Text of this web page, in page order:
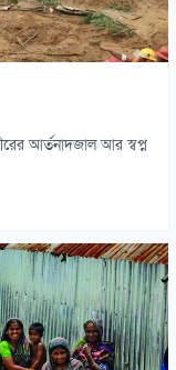
আর্তনাদজাল আর স্বপ্ন